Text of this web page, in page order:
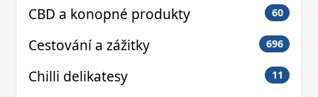
CBD a konopné produkty 60
Cestování a zážitky 696
Chilli delikatesy 11